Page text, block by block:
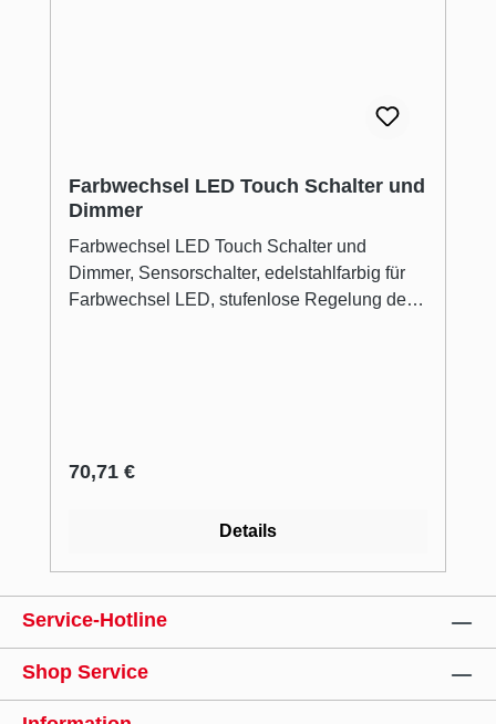
Farbwechsel LED Touch Schalter und
Dimmer
Farbwechsel LED Touch Schalter und
Dimmer, Sensorschalter, edelstahlfarbig für
Farbwechsel LED, stufenlose Regelung der
Regulärer Preis:
70,71 €
Details
Service-Hotline
Shop Service